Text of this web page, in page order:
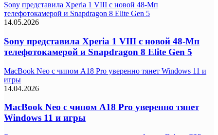
Sony представила Xperia 1 VIII с новой 48-Мп
телефотокамерой и Snapdragon 8 Elite Gen 5
14.05.2026
Sony представила Xperia 1 VIII с новой 48-Мп
телефотокамерой и Snapdragon 8 Elite Gen 5
MacBook Neo с чипом A18 Pro уверенно тянет Windows 11 и
игры
14.04.2026
MacBook Neo с чипом A18 Pro уверенно тянет
Windows 11 и игры